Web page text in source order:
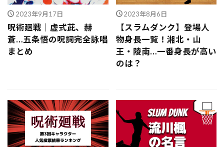
2023年9月17日
呪術廻戦｜虚式茈、赫
蒼…五条悟の呪詞完全詠唱
まとめ
2023年8月6日
【スラムダンク】登場人
物身長一覧！湘北・山
王・陵南…一番身長が高い
のは？